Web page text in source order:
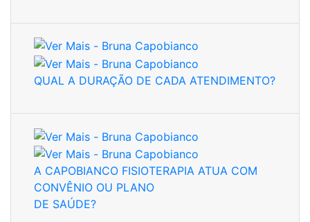
QUAL A DURAÇÃO DE CADA ATENDIMENTO?
A CAPOBIANCO FISIOTERAPIA ATUA COM
CONVÊNIO OU PLANO
DE SAÚDE?